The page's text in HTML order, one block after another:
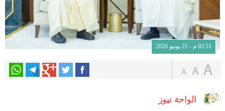
03:51 م - 21 يونيو 2026
الواحة نيوز